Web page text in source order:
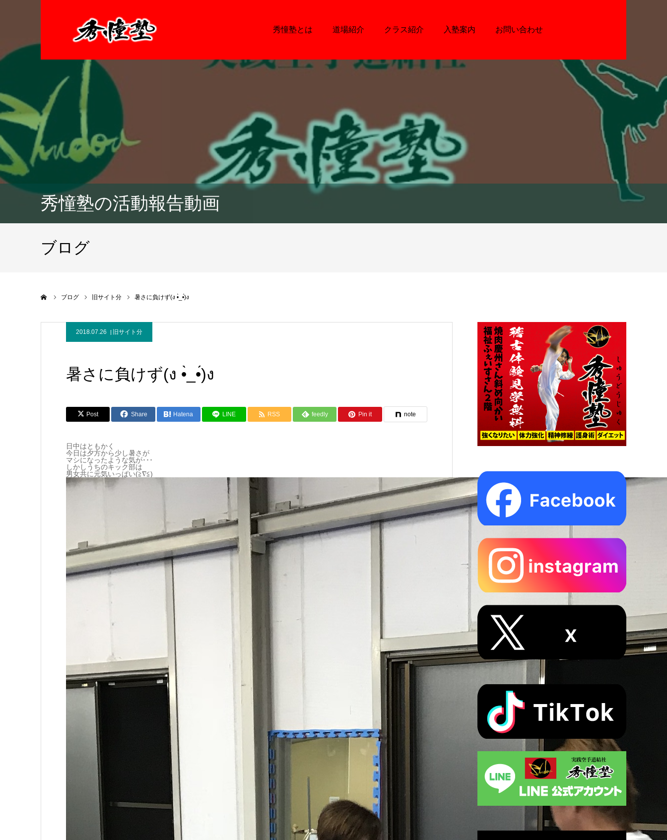
秀憧塾とは 道場紹介 クラス紹介 入塾案内 お問い合わせ
秀憧塾の活動報告動画
ブログ
ブログ 旧サイト分 暑さに負けず(ง •̀_•́)ง
2018.07.26 旧サイト分
暑さに負けず(ง •̀_•́)ง
Post Share Hatena LINE RSS feedly Pin it note
日中はともかく
今日は夕方から少し暑さが
マシになったような気が･･･
しかしうちのキック部は
男女共に元気いっぱい(≧∇≦)